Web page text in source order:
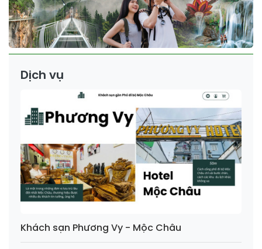
Dịch vụ
Khách sạn Phương Vy - Mộc Châu